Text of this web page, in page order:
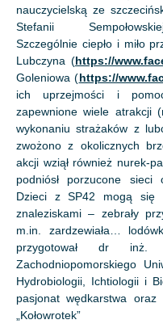
nauczycielską ze
Stefanii
Szczególnie ciepło i miło
Lubczyna (https://
Goleniowa (https://
ich uprzejmości i
zapewnione wiele atrakcji
wykonaniu strażaków z
zwożono z okolicznych
akcji wziął również nurek-
podniósł porzucone sieci
Dzieci z SP42 mogą się
znaleziskami – zebrały
m.in. zardzewiała…
przygotował dr
Zachodniopomorskiego
Hydrobiologii, Ichtiologii i
pasjonat wędkarstwa
„Kołowrotek”